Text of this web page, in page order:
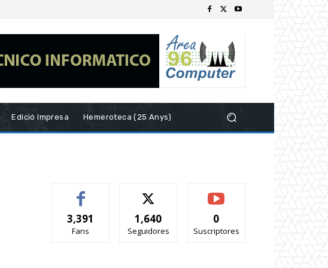
Edició Impresa Hemeroteca (25 Anys)
3,391
Fans
1,640
Seguidores
0
Suscriptores